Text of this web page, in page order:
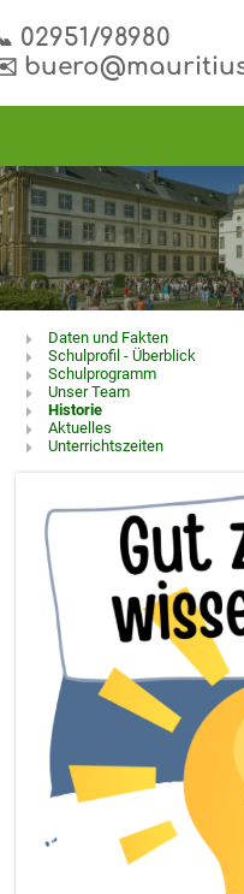
02951/98980
Über
uns
Daten und Fakten
Schulprofil - Überblick
Schulprogramm
Unser Team
Historie
Aktuelles
Unterrichtszeiten